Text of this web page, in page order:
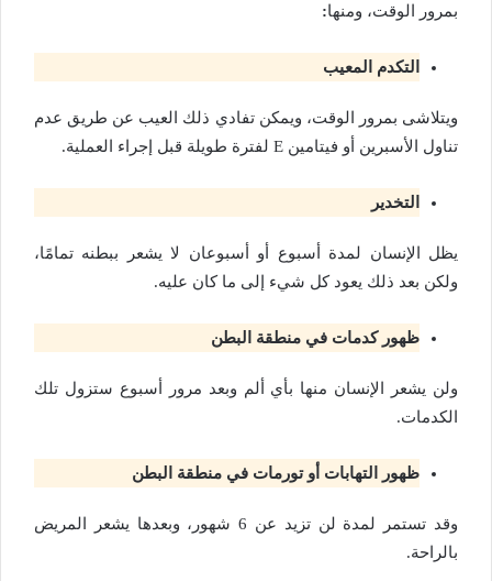
بمرور الوقت، ومنها:
التكدم المعيب
ويتلاشى بمرور الوقت، ويمكن تفادي ذلك العيب عن طريق عدم
تناول الأسبرين أو فيتامين E لفترة طويلة قبل إجراء العملية.
التخدير
يظل الإنسان لمدة أسبوع أو أسبوعان لا يشعر ببطنه تمامًا،
ولكن بعد ذلك يعود كل شيء إلى ما كان عليه.
ظهور كدمات في منطقة البطن
ولن يشعر الإنسان منها بأي ألم وبعد مرور أسبوع ستزول تلك
الكدمات.
ظهور التهابات أو تورمات في منطقة البطن
وقد تستمر لمدة لن تزيد عن 6 شهور، وبعدها يشعر المريض
بالراحة.